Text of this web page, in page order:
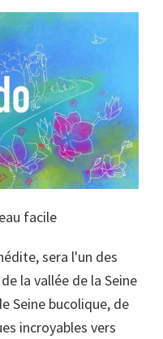
facile
sera l'un des
la vallée de la Seine
Seine bucolique, de
incroyables vers